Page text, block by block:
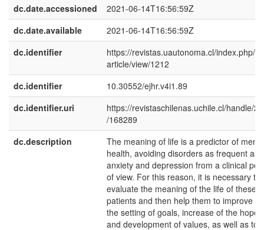
dc.date.accessioned
2021-06-14T16:56:59Z
dc.date.available
2021-06-14T16:56:59Z
dc.identifier
https://revistas.uautonoma.cl/index.php/
article/view/1212
dc.identifier
10.30552/ejhr.v4i1.89
dc.identifier.uri
https://revistaschilenas.uchile.cl/handle/
/168289
dc.description
The meaning of life is a predictor of
health, avoiding disorders as frequent as
anxiety and depression from a clinical
of view. For this reason, it is necessary to
evaluate the meaning of the life of these
patients and then help them to improve
the setting of goals, increase of the hope
and development of values, as well as to